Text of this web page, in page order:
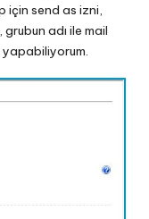
için send as izni,
adı ile mail